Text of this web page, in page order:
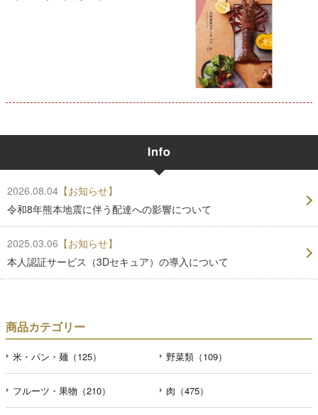
2026.08.04 【お知らせ】
令和8年熊本地震に伴う配達への影響について
2025.03.06 【お知らせ】
本人認証サービス（3Dセキュア）の導入について
商品カテゴリー
米・パン・麺（125） 野菜類（109）
フルーツ・果物（210） 肉（475）